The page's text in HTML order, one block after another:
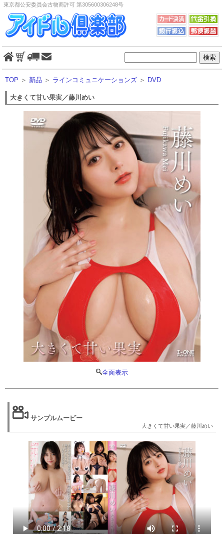
東京都公安委員会古物商許可 第305600306248号
TOP ＞ 新品 ＞ ラインコミュニケーションズ ＞ DVD
大きくて甘い果実／藤川めい
全面表示
サンプルムービー
大きくて甘い果実／藤川めい